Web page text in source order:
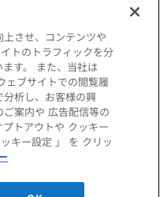
Co.,LTD All rights reserved.
シー
いて
プ
させ、コンテンツや
トのトラフィックを分
す。 また、当社は
ェブサイトでの閲覧履
析し、お客様の興
案内や 広告配信等の
トアウトや クッキー
キー設定 」 を クリッ